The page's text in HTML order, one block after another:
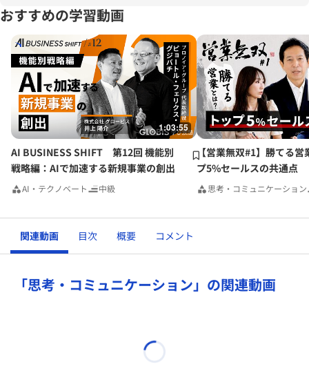
るために、まず新規顧客と既存顧客に分けた上で、「既存顧
客のリピート率が下がっているのではないか」という仮説を
立て、検証する
が全然理解できず正解できなかった。１つの仮説に絞りこむ
のは早計である、また「仮説・検証」は原因の追究のステッ
プだと思い不正解と思い込んでいた。
色々考えた結果、
・アウトプットから分析している
・客のリピート率が下がっているかどうかを調べる＝ここに
問題が発生しているかどうかをまず調べるだけ、他も調べる
ことから、これが正解と言える。この１つに絞ったわけでは
ないという意味合いが「まず」に含まれること、「仮説・検
証」のワードに引っ張られたが、「仮説・検証」は原因の追
おすすめの学習動画
1:03:55
AI BUSINESS SHIFT 第12回 機能別
戦略編：AIで加速する新規事業の創出
AI・テクノベート 中級
【営業無双#1】勝てる営
プ5%セールスの共通点
思考・コミュニケーション
関連動画 目次 概要 コメント
「思考・コミュニケーション」の関連動画